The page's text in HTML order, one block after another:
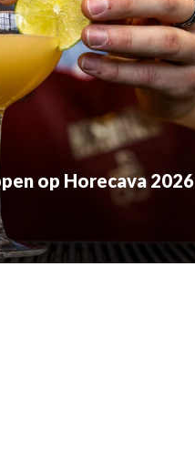
op Horecava 2026